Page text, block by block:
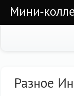
Мини-
Разное